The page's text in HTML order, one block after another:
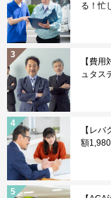
る！忙
【費
ュタス
【レ
額